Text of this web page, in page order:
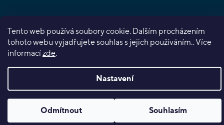
Tento web používá soubory cookie. Dalším procházením
tohoto webu vyjadřujete souhlas s jejich používáním.. Více
informacízde.
Nastavení
Odmítnout Souhlasím
Vytvořil Shoptet Premium
Copyright 2026Planeta her. Všechna práva vyhrazena.